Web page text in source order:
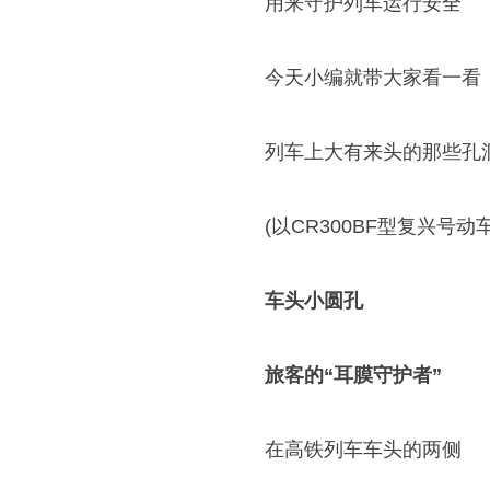
今天小编就带大家看一看
列车上大有来头的那些孔
(以CR300BF型复兴号动
车头小圆孔
旅客的“耳膜守护者”
在高铁列车车头的两侧